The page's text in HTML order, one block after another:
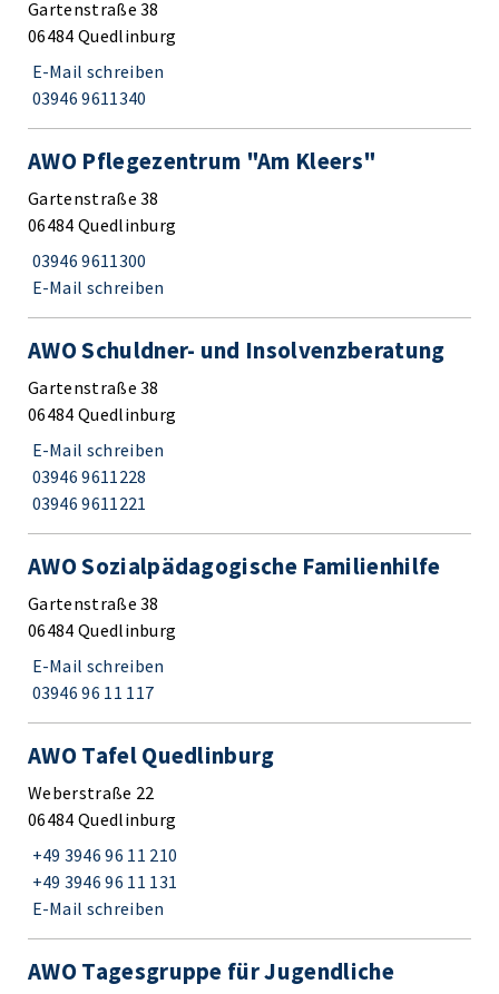
Gartenstraße 38
06484 Quedlinburg
E-Mail schreiben
03946 9611340
AWO Pflegezentrum "Am Kleers"
Gartenstraße 38
06484 Quedlinburg
03946 9611300
E-Mail schreiben
AWO Schuldner- und Insolvenzberatung
Gartenstraße 38
06484 Quedlinburg
E-Mail schreiben
03946 9611228
03946 9611221
AWO Sozialpädagogische Familienhilfe
Gartenstraße 38
06484 Quedlinburg
E-Mail schreiben
03946 96 11 117
AWO Tafel Quedlinburg
Weberstraße 22
06484 Quedlinburg
+49 3946 96 11 210
+49 3946 96 11 131
E-Mail schreiben
AWO Tagesgruppe für Jugendliche